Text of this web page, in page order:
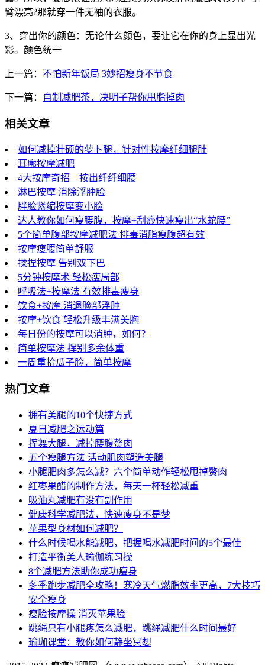
臂漂亮?那就穿一件无袖的衣服。
3、穿出你的颜色：无论什么颜色，要让它在你的身上显出光
彩。颜色统一
上一篇： 不怕新年饭局 3妙招瘦身不节食
下一篇： 自制减肥茶，决明子帮你甩脂掉肉
相关文章
如何减掉壮硕的萝卜腿，针对性按摩纤细腿肚
耳廓按摩减肥
4大按摩奇招 按出纤纤细腰
淋巴按摩 消除浮肿脸
胖脸紧缩按摩变小脸
达人教你如何瘦腰腹，按摩+刮痧快速瘦出“水蛇腰”
5个简单腹部按摩减肥法 排毒消脂瘦腹超有效
按摩瘦腰简单舒服
揉捏按摩 告别双下巴
5分钟按摩术 轻松瘦局部
呼吸法+按摩法 有效排毒瘦身
饮食+按摩 消退脸部浮肿
按摩+饮食 轻松升级丰满美胸
每日份的按摩可以消肿，如何？
简单按摩法 挥别多余体重
一周重拾瓜子脸，简单按摩
热门文章
拥有美腿的10个快捷方式
夏日减肥之运动篇
挥舞大腿，减掉腰腹赘肉
五个瘦腿方法 活动肌肉塑造美腿
小腿肥肉多怎么减？六个简单动作轻松甩掉赘肉
红枣果醋的制作方法，每天一杯轻松减重
吸油丸减肥有没有副作用
健康科学减肥法，快速瘦身不是梦
苹果型身材如何减肥？
什么时候喝水能减肥，把握喝水减肥时间的5个最佳
打造平衡美人瑜伽练习操
8个减肥方法助你成功瘦身
冬季跑步减肥全攻略！寒冷天气燃脂效率更高，7大技巧
安全瘦身
瘦脸按摩操 消灭苹果脸
跳绳只有小腿疼怎么减肥，跳绳减肥什么时间最好
瑜珈课堂：教你如何静坐冥想